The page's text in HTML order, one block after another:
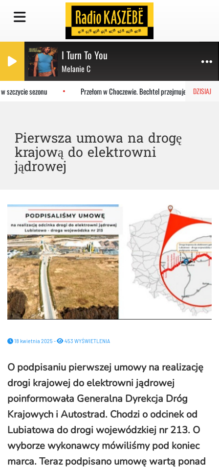
I Turn To You
Melanie C
DZISIAJ
sezonu Przełom w Choczewie. Bechtel przejmuje teren pod
Pierwsza umowa na drogę
krajową do elektrowni
jądrowej
18 kwietnia 2025 - 453 WYŚWIETLENIA
O podpisaniu pierwszej umowy na realizację
drogi krajowej do elektrowni jądrowej
poinformowała Generalna Dyrekcja Dróg
Krajowych i Autostrad. Chodzi o odcinek od
Lubiatowa do drogi wojewódzkiej nr 213. O
wyborze wykonawcy mówiliśmy pod koniec
marca. Teraz podpisano umowę wartą ponad